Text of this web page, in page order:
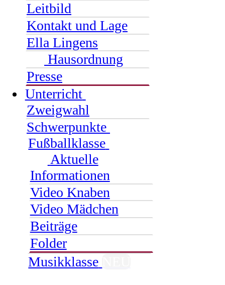
Leitbild
Kontakt und Lage
Ella Lingens
Hausordnung
Presse
Unterricht
Zweigwahl
Schwerpunkte
Fußballklasse
Aktuelle
Informationen
Video Knaben
Video Mädchen
Beiträge
Folder
Musikklasse